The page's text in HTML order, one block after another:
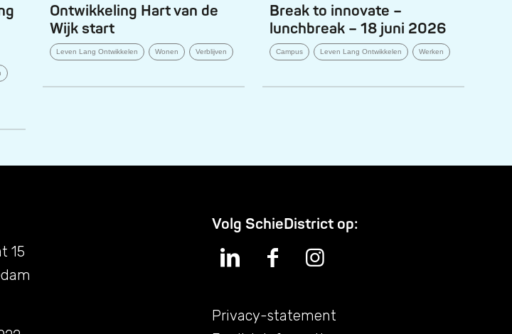
Ontwikkeling Hart van de
Wijk start
Leven Lang Ontwikkelen Wonen Verblijven
Break to innovate –
lunchbreak – 18 juni 2026
Campus Leven Lang Ontwikkelen Werken
15
Volg SchieDistrict op:
Privacy-statement